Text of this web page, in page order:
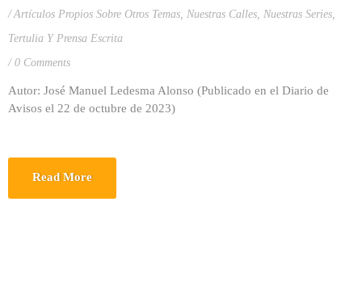
Artículos Propios Sobre Otros Temas, Nuestras Calles, Nuestras Series,
Tertulia Y Prensa Escrita
0 Comments
Autor: José Manuel Ledesma Alonso (Publicado en el Diario de
Avisos el 22 de octubre de 2023)
Read More